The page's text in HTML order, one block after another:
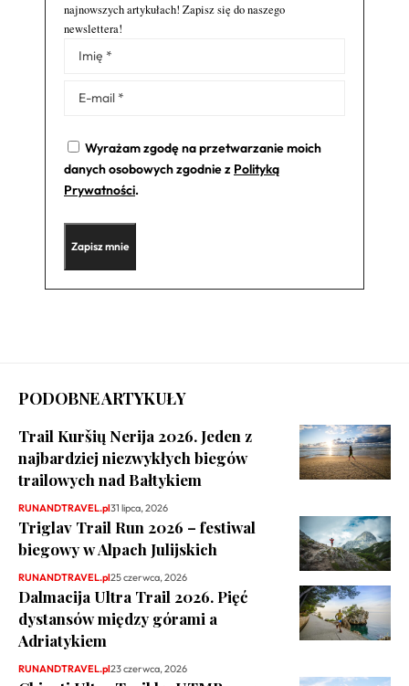
najnowszych artykułach! Zapisz się do naszego
newslettera!
Wyrażam zgodę na przetwarzanie moich
danych osobowych zgodnie z Polityką
Prywatności.
Alternative:
PODOBNE ARTYKUŁY
Trail Kuršių Nerija 2026. Jeden z
najbardziej niezwykłych biegów
trailowych nad Bałtykiem
RUNANDTRAVEL.pl31 lipca, 2026
Triglav Trail Run 2026 – festiwal
biegowy w Alpach Julijskich
RUNANDTRAVEL.pl25 czerwca, 2026
Dalmacija Ultra Trail 2026. Pięć
dystansów między górami a
Adriatykiem
RUNANDTRAVEL.pl23 czerwca, 2026